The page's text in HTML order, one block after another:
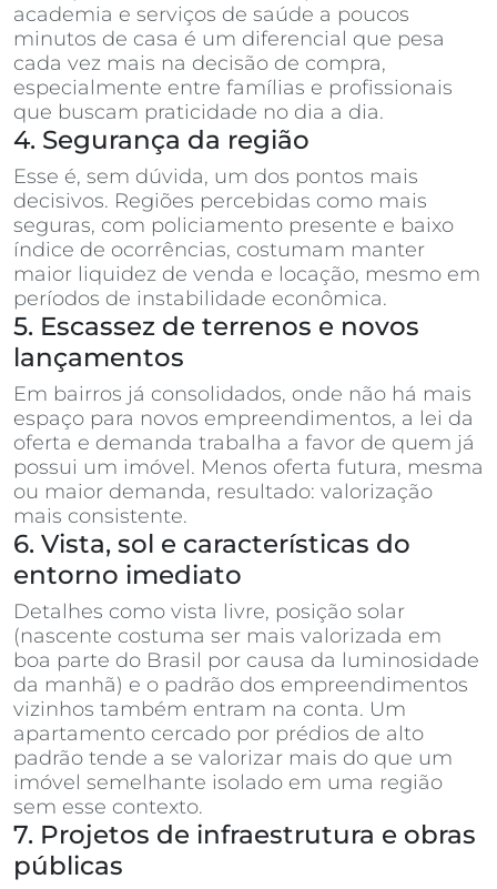
academia e serviços de saúde a poucos
minutos de casa é um diferencial que pesa
cada vez mais na decisão de compra,
especialmente entre famílias e profissionais
que buscam praticidade no dia a dia.
4. Segurança da região
Esse é, sem dúvida, um dos pontos mais
decisivos. Regiões percebidas como mais
seguras, com policiamento presente e baixo
índice de ocorrências, costumam manter
maior liquidez de venda e locação, mesmo em
períodos de instabilidade econômica.
5. Escassez de terrenos e novos
lançamentos
Em bairros já consolidados, onde não há mais
espaço para novos empreendimentos, a lei da
oferta e demanda trabalha a favor de quem já
possui um imóvel. Menos oferta futura, mesma
ou maior demanda, resultado: valorização
mais consistente.
6. Vista, sol e características do
entorno imediato
Detalhes como vista livre, posição solar
(nascente costuma ser mais valorizada em
boa parte do Brasil por causa da luminosidade
da manhã) e o padrão dos empreendimentos
vizinhos também entram na conta. Um
apartamento cercado por prédios de alto
padrão tende a se valorizar mais do que um
imóvel semelhante isolado em uma região
sem esse contexto.
7. Projetos de infraestrutura e obras
públicas